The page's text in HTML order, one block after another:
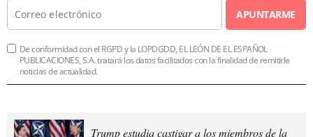
APUNTARME
De conformidad con el RGPD y la LOPDGDD, EL LEÓN DE EL ESPAÑOL
PUBLICACIONES, S.A. tratará los datos facilitados con la finalidad de remitirle
noticias de actualidad.
Trump estudia castigar a los miembros de la